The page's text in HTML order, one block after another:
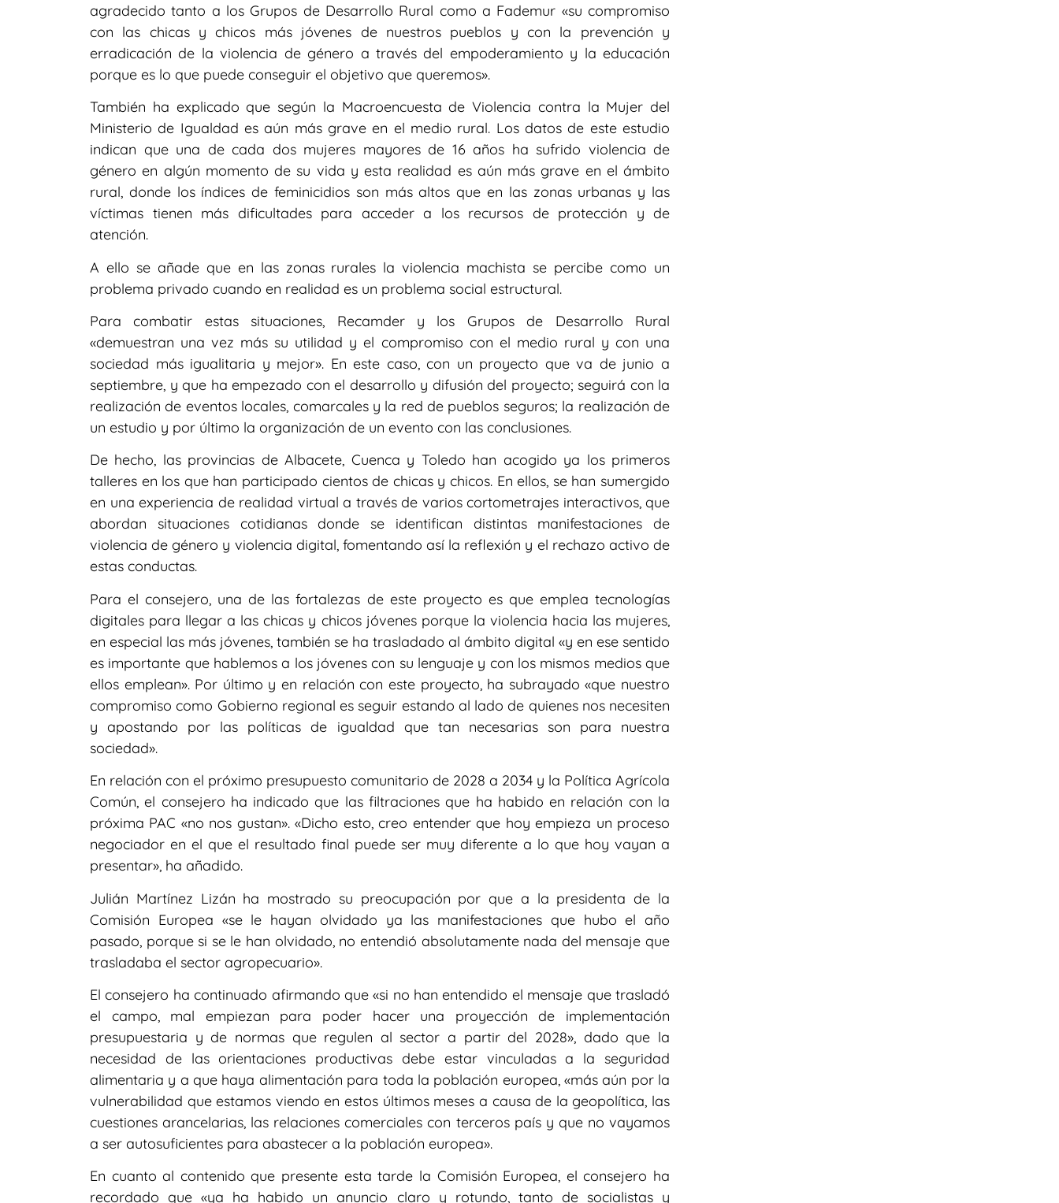
agradecido tanto a los Grupos de Desarrollo Rural como a Fademur «su compromiso
con las chicas y chicos más jóvenes de nuestros pueblos y con la prevención y
erradicación de la violencia de género a través del empoderamiento y la educación
porque es lo que puede conseguir el objetivo que queremos».
También ha explicado que según la Macroencuesta de Violencia contra la Mujer del
Ministerio de Igualdad es aún más grave en el medio rural. Los datos de este estudio
indican que una de cada dos mujeres mayores de 16 años ha sufrido violencia de
género en algún momento de su vida y esta realidad es aún más grave en el ámbito
rural, donde los índices de feminicidios son más altos que en las zonas urbanas y las
víctimas tienen más dificultades para acceder a los recursos de protección y de
atención.
A ello se añade que en las zonas rurales la violencia machista se percibe como un
problema privado cuando en realidad es un problema social estructural.
Para combatir estas situaciones, Recamder y los Grupos de Desarrollo Rural
«demuestran una vez más su utilidad y el compromiso con el medio rural y con una
sociedad más igualitaria y mejor». En este caso, con un proyecto que va de junio a
septiembre, y que ha empezado con el desarrollo y difusión del proyecto; seguirá con la
realización de eventos locales, comarcales y la red de pueblos seguros; la realización de
un estudio y por último la organización de un evento con las conclusiones.
De hecho, las provincias de Albacete, Cuenca y Toledo han acogido ya los primeros
talleres en los que han participado cientos de chicas y chicos. En ellos, se han sumergido
en una experiencia de realidad virtual a través de varios cortometrajes interactivos, que
abordan situaciones cotidianas donde se identifican distintas manifestaciones de
violencia de género y violencia digital, fomentando así la reflexión y el rechazo activo de
estas conductas.
Para el consejero, una de las fortalezas de este proyecto es que emplea tecnologías
digitales para llegar a las chicas y chicos jóvenes porque la violencia hacia las mujeres,
en especial las más jóvenes, también se ha trasladado al ámbito digital «y en ese sentido
es importante que hablemos a los jóvenes con su lenguaje y con los mismos medios que
ellos emplean». Por último y en relación con este proyecto, ha subrayado «que nuestro
compromiso como Gobierno regional es seguir estando al lado de quienes nos necesiten
y apostando por las políticas de igualdad que tan necesarias son para nuestra
sociedad».
En relación con el próximo presupuesto comunitario de 2028 a 2034 y la Política Agrícola
Común, el consejero ha indicado que las filtraciones que ha habido en relación con la
próxima PAC «no nos gustan». «Dicho esto, creo entender que hoy empieza un proceso
negociador en el que el resultado final puede ser muy diferente a lo que hoy vayan a
presentar», ha añadido.
Julián Martínez Lizán ha mostrado su preocupación por que a la presidenta de la
Comisión Europea «se le hayan olvidado ya las manifestaciones que hubo el año
pasado, porque si se le han olvidado, no entendió absolutamente nada del mensaje que
trasladaba el sector agropecuario».
El consejero ha continuado afirmando que «si no han entendido el mensaje que trasladó
el campo, mal empiezan para poder hacer una proyección de implementación
presupuestaria y de normas que regulen al sector a partir del 2028», dado que la
necesidad de las orientaciones productivas debe estar vinculadas a la seguridad
alimentaria y a que haya alimentación para toda la población europea, «más aún por la
vulnerabilidad que estamos viendo en estos últimos meses a causa de la geopolítica, las
cuestiones arancelarias, las relaciones comerciales con terceros país y que no vayamos
a ser autosuficientes para abastecer a la población europea».
En cuanto al contenido que presente esta tarde la Comisión Europea, el consejero ha
recordado que «ya ha habido un anuncio claro y rotundo, tanto de socialistas y